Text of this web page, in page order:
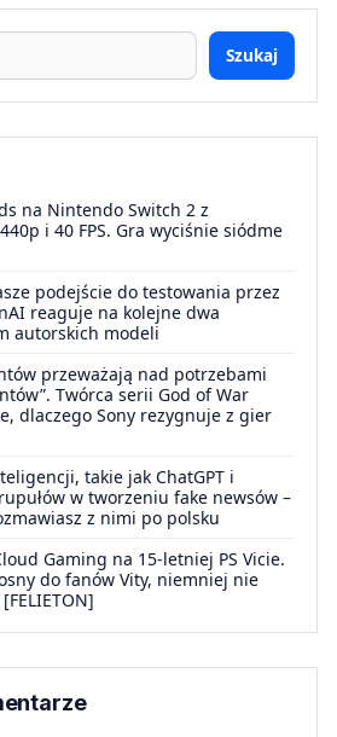
Szukaj
na Nintendo Switch 2 z
i 40 FPS. Gra wyciśnie siódme
podejście do testowania przez
reaguje na kolejne dwa
autorskich modeli
przeważają nad potrzebami
Twórca serii God of War
dlaczego Sony rezygnuje z gier
takie jak ChatGPT i
w tworzeniu fake newsów –
z nimi po polsku
Gaming na 15-letniej PS Vicie.
do fanów Vity, niemniej nie